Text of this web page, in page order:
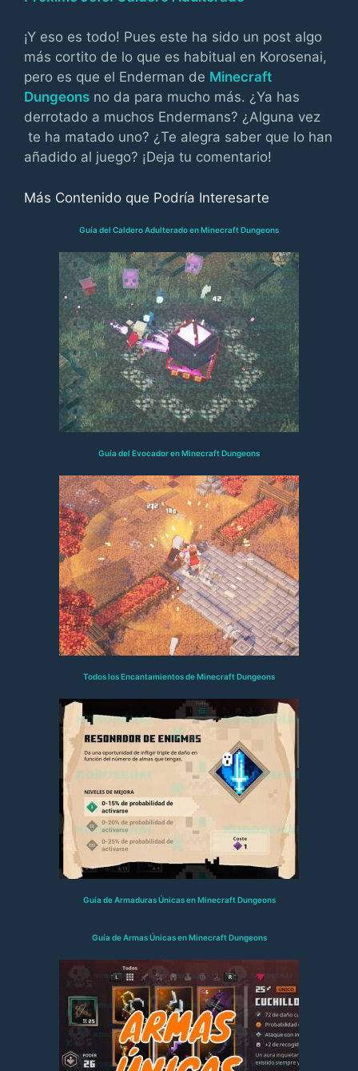
¡Y eso es todo! Pues este ha sido un post algo
más cortito de lo que es habitual en Korosenai,
pero es que el Enderman de Minecraft
Dungeons no da para mucho más. ¿Ya has
derrotado a muchos Endermans? ¿Alguna vez
te ha matado uno? ¿Te alegra saber que lo han
añadido al juego? ¡Deja tu comentario!
Más Contenido que Podría Interesarte
Guía del Caldero Adulterado en Minecraft Dungeons
Guía del Evocador en Minecraft Dungeons
Todos los Encantamientos de Minecraft Dungeons
Guía de Armaduras Únicas en Minecraft Dungeons
Guía de Armas Únicas en Minecraft Dungeons